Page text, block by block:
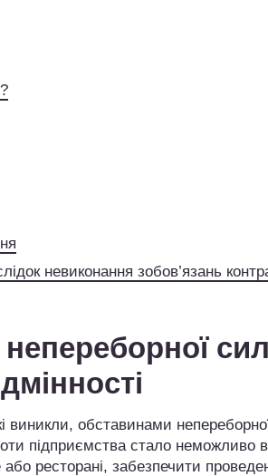
невиконання зобов’язань
виникли, обставинами
підприємства стало неможливо
ресторані, забезпечити